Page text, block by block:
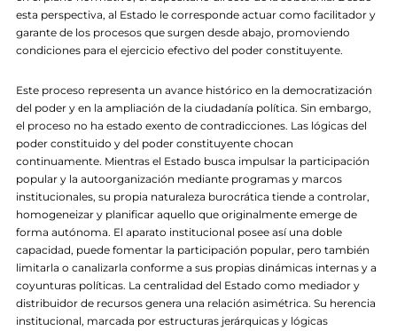
esta perspectiva, al Estado le corresponde actuar como facilitador y
garante de los procesos que surgen desde abajo, promoviendo
condiciones para el ejercicio efectivo del poder constituyente.
Este proceso representa un avance histórico en la democratización
del poder y en la ampliación de la ciudadanía política. Sin embargo,
el proceso no ha estado exento de contradicciones. Las lógicas del
poder constituido y del poder constituyente chocan
continuamente. Mientras el Estado busca impulsar la participación
popular y la autoorganización mediante programas y marcos
institucionales, su propia naturaleza burocrática tiende a controlar,
homogeneizar y planificar aquello que originalmente emerge de
forma autónoma. El aparato institucional posee así una doble
capacidad, puede fomentar la participación popular, pero también
limitarla o canalizarla conforme a sus propias dinámicas internas y a
coyunturas políticas. La centralidad del Estado como mediador y
distribuidor de recursos genera una relación asimétrica. Su herencia
institucional, marcada por estructuras jerárquicas y lógicas